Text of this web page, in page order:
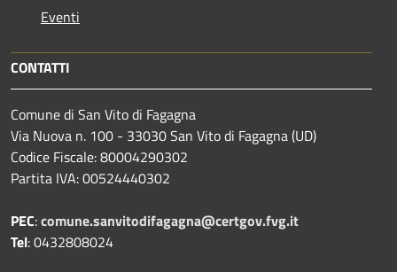
Eventi
CONTATTI
Comune di San Vito di Fagagna
Via Nuova n. 100 - 33030 San Vito di Fagagna (UD)
Codice Fiscale: 80004290302
Partita IVA: 00524440302
PEC:comune.sanvitodifagagna@certgov.fvg.it
Tel: 0432808024